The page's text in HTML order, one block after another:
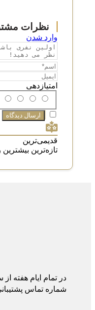
وارد شدن
امتیازدهی
قدیمی‌ترین
تازه‌ترین بیشترین رأی
در تمام ایام هفته از
شماره تماس پشتیبانی :